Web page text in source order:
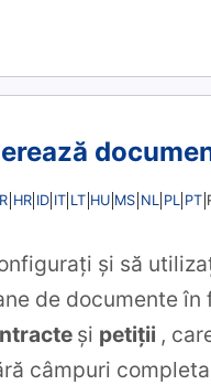
HR ID IT LT HU MS NL PL PT
și să
de documente
și petiții ,
câmpuri